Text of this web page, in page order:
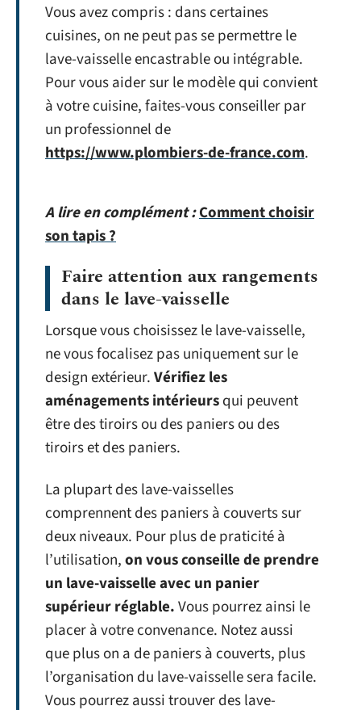
Vous avez compris : dans certaines
cuisines, on ne peut pas se permettre le
lave-vaisselle encastrable ou intégrable.
Pour vous aider sur le modèle qui convient
à votre cuisine, faites-vous conseiller par
un professionnel de
https://www.plombiers-de-france.com.
A lire en complément :Comment choisir
son tapis ?
Faire attention aux rangements
dans le lave-vaisselle
Lorsque vous choisissez le lave-vaisselle,
ne vous focalisez pas uniquement sur le
design extérieur.Vérifiez les
aménagements intérieursqui peuvent
être des tiroirs ou des paniers ou des
tiroirs et des paniers.
La plupart des lave-vaisselles
comprennent des paniers à couverts sur
deux niveaux. Pour plus de praticité à
l’utilisation,on vous conseille de prendre
un lave-vaisselle avec un panier
supérieur réglable.Vous pourrez ainsi le
placer à votre convenance. Notez aussi
que plus on a de paniers à couverts, plus
l’organisation du lave-vaisselle sera facile.
Vous pourrez aussi trouver des lave-